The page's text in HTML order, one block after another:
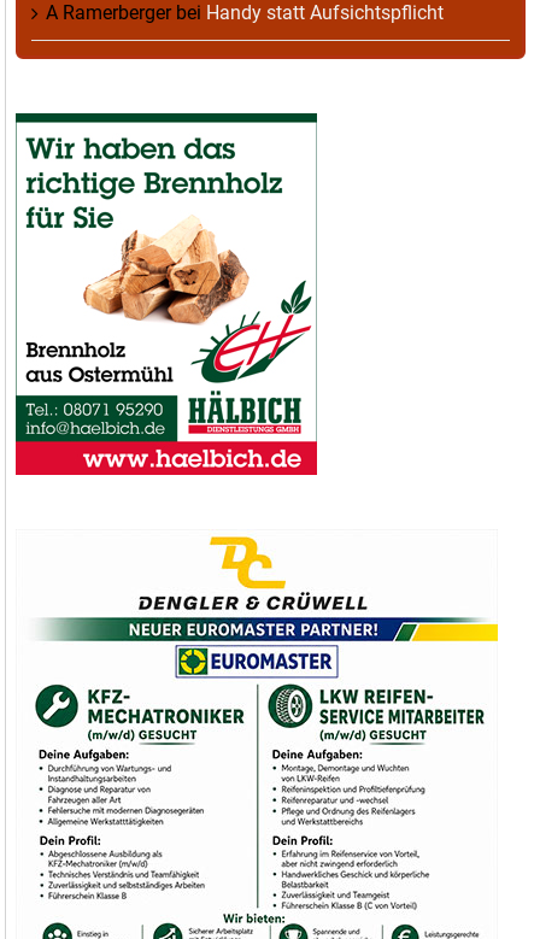
A Ramerbergerbei Handy statt Aufsichtspflicht